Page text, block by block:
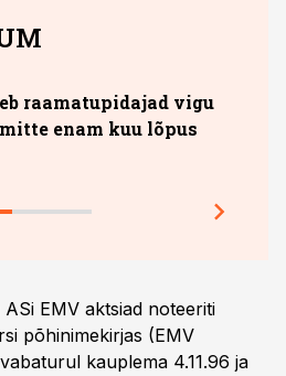
raamatupidajad vigu
enam kuu lõpus
EMV aktsiad noteeriti
põhinimekirjas (EMV
kauplema 4.11.96 ja